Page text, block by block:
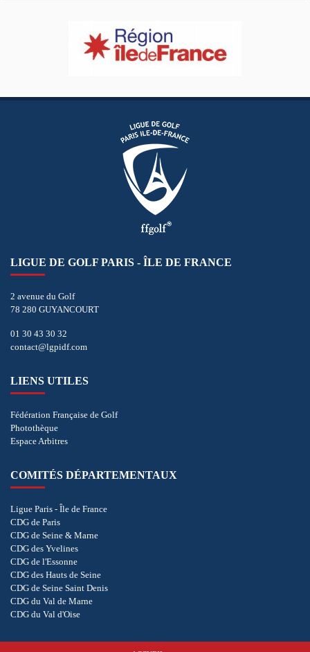
LIGUE DE GOLF PARIS - ÎLE DE FRANCE
2 avenue du Golf
78 280 GUYANCOURT
01 30 43 30 32
contact@lgpidf.com
LIENS UTILES
Fédération Française de Golf
Photothèque
Espace Arbitres
COMITÉS DÉPARTEMENTAUX
Ligue Paris - Île de France
CDG de Paris
CDG de Seine & Marne
CDG des Yvelines
CDG de l'Essonne
CDG des Hauts de Seine
CDG de Seine Saint Denis
CDG du Val de Marne
CDG du Val d'Oise